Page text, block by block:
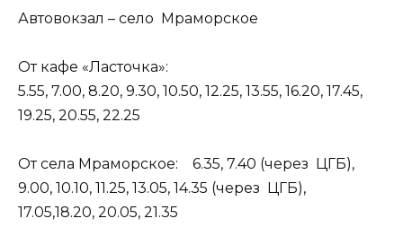
Автовокзал – село Мраморское
От кафе «Ласточка»:
5.55, 7.00, 8.20, 9.30, 10.50, 12.25, 13.55, 16.20, 17.45,
19.25, 20.55, 22.25
От села Мраморское: 6.35, 7.40 (через ЦГБ),
9.00, 10.10, 11.25, 13.05, 14.35 (через ЦГБ),
17.05,18.20, 20.05, 21.35